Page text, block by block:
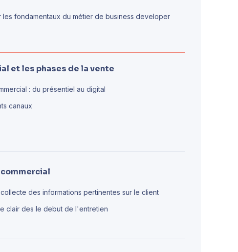
fondamentaux du métier de business developer
et les phases de la vente
: du présentiel au digital
canaux
des informations pertinentes sur le client
clair des le debut de l'entretien